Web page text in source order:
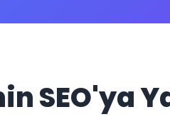
SEO'ya